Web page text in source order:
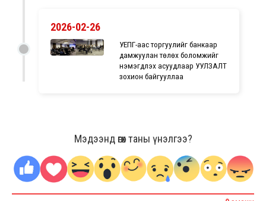
2026-02-26
УЕПГ-аас торгуулийг банкаар
дамжуулан төлөх боломжийг
нэмэгдүүлэх асуудлаар УУЛЗАЛТ
зохион байгууллаа
Мэдээнд өгөх таны үнэлгээ?